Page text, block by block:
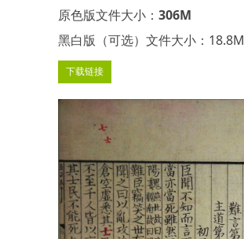
原色版文件大小：306M
黑白版（可选）文件大小：18.8M
下载链接